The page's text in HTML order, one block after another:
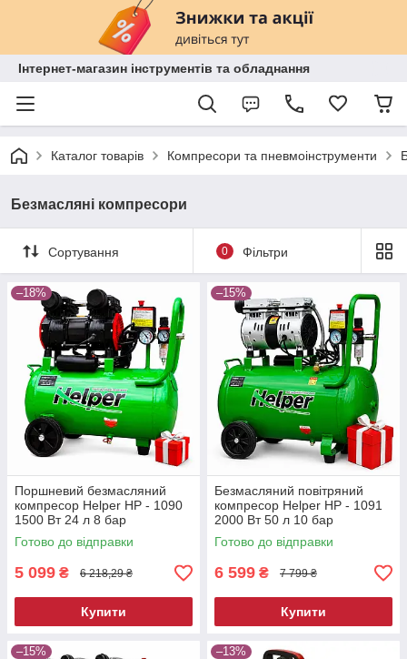
Інтернет-магазин інструментів та обладнання
Каталог товарів Компресори та пневмоінструменти
Безмасляні компресори
Сортування 0 Фільтри
–18%
Поршневий безмасляний
компресор Helper HP - 1090
1500 Вт 24 л 8 бар
електричний компресор для
СТО безмасляний для
Готово до відправки
5 099 ₴ 6 218,29 ₴
Купити
–15%
Безмасляний повітряний
компресор Helper HP - 1091
2000 Вт 50 л 10 бар
компресор безоливний для
медичного обладнання
Готово до відправки
6 599 ₴ 7 799 ₴
Купити
–15% –13%